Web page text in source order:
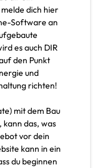
dich hier
Software an
es auch DIR
den Punkt
und
richten!
mit dem Bau
das, was
vor dein
kann in ein
du beginnen